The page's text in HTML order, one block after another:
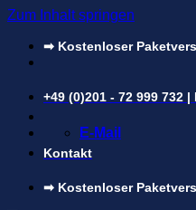
Zum Inhalt springen
➡ Kostenloser
+49 (0)201 - 72 999 732
E-Mail
Kontakt
➡ Kostenloser